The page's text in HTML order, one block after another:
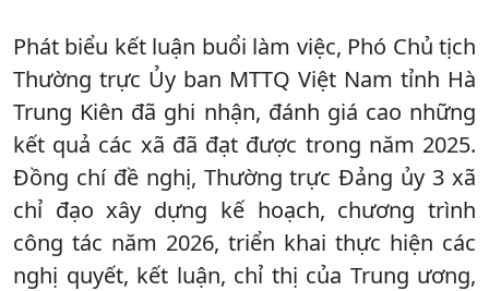
Phát biểu kết luận buổi làm việc, Phó Chủ tịch
Thường trực Ủy ban MTTQ Việt Nam tỉnh Hà
Trung Kiên đã ghi nhận, đánh giá cao những
kết quả các xã đã đạt được trong năm 2025.
Đồng chí đề nghị, Thường trực Đảng ủy 3 xã
chỉ đạo xây dựng kế hoạch, chương trình
công tác năm 2026, triển khai thực hiện các
nghị quyết, kết luận, chỉ thị của Trung ương,